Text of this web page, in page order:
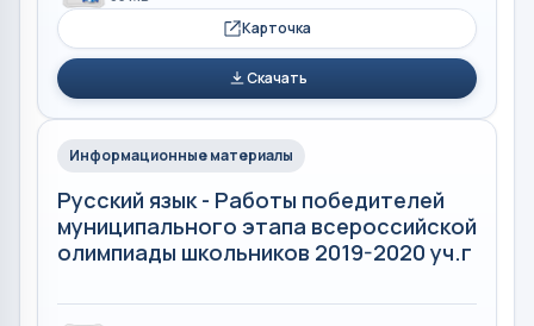
Карточка
Скачать
Информационные материалы
Русский язык - Работы победителей
муниципального этапа всероссийской
олимпиады школьников 2019-2020 уч.г